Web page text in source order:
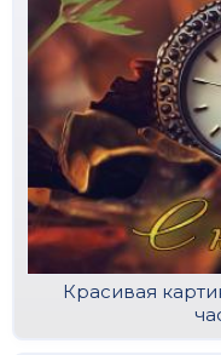
Красивая